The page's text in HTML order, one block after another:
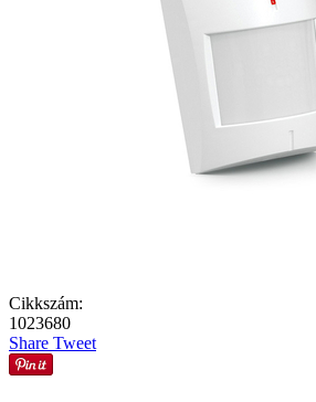
Cikkszám:
1023680
Share Tweet